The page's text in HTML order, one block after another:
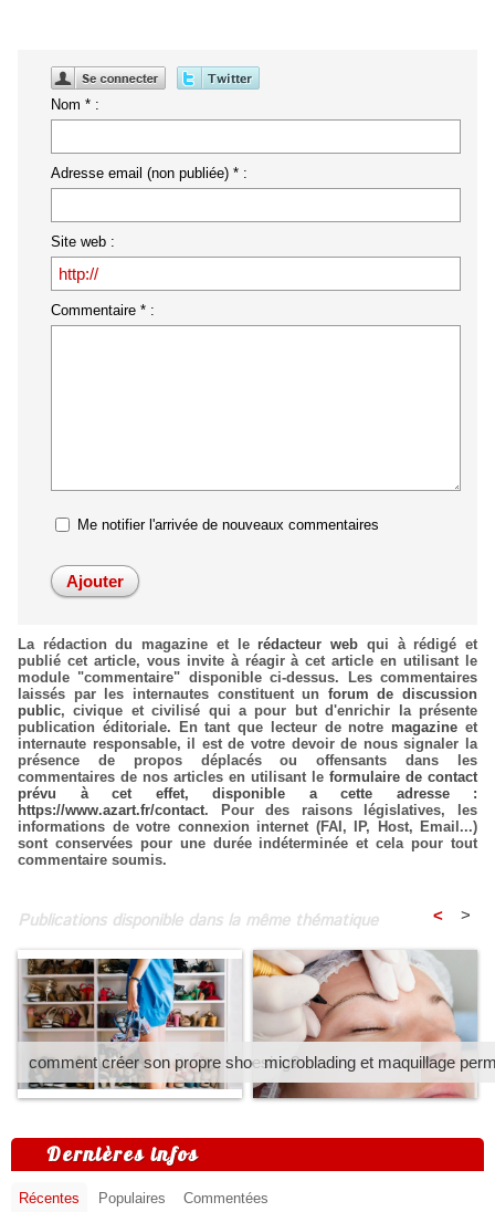
Nom * :
Adresse email (non publiée) * :
Site web :
Commentaire * :
Me notifier l'arrivée de nouveaux commentaires
La rédaction du magazine et le rédacteur web qui à rédigé et
publié cet article, vous invite à réagir à cet article en utilisant le
module "commentaire" disponible ci-dessus. Les commentaires
laissés par les internautes constituent un forum de discussion
public, civique et civilisé qui a pour but d'enrichir la présente
publication éditoriale. En tant que lecteur de notre magazine et
internaute responsable, il est de votre devoir de nous signaler la
présence de propos déplacés ou offensants dans les
commentaires de nos articles en utilisant le formulaire de contact
prévu à cet effet, disponible a cette adresse :
https://www.azart.fr/contact. Pour des raisons législatives, les
informations de votre connexion internet (FAI, IP, Host, Email...)
sont conservées pour une durée indéterminée et cela pour tout
commentaire soumis.
Publications disponible dans la même thématique < >
comment créer son propre shoesing?microblading et maquillage
Dernières infos
Récentes Populaires Commentées